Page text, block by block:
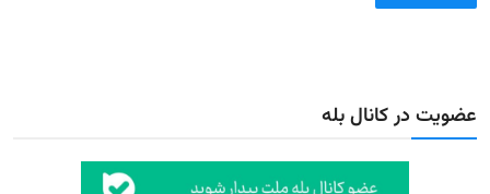
عضویت در کانال بله